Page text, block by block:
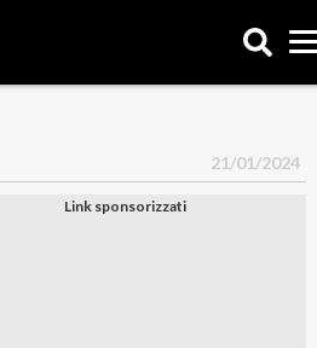
21/01/2024